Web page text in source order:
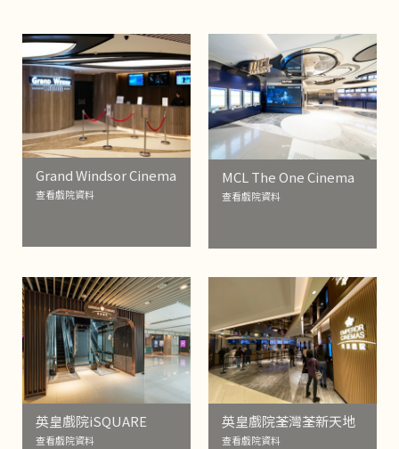
Grand Windsor Cinema
查看戲院資料
MCL The One Cinema
查看戲院資料
英皇戲院iSQUARE
查看戲院資料
英皇戲院荃灣荃新天地
查看戲院資料